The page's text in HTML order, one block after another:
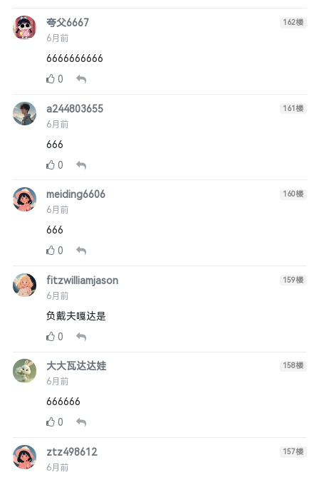
夸父6667
6月前
162楼
6666666666
0
a244803655
6月前
161楼
666
0
meiding6606
6月前
160楼
666
0
fitzwilliamjason
6月前
159楼
负戴夫嘎达是
0
大大瓦达达娃
6月前
158楼
666666
0
ztz498612
6月前
157楼